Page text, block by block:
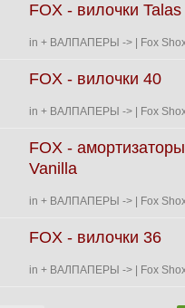
FOX - вилочки Talas
in + ВАЛПАПЕРЫ -> | Fox
FOX - вилочки 40
in + ВАЛПАПЕРЫ -> | Fox
FOX - амортизаторы
Vanilla
in + ВАЛПАПЕРЫ -> | Fox
FOX - вилочки 36
in + ВАЛПАПЕРЫ -> | Fox